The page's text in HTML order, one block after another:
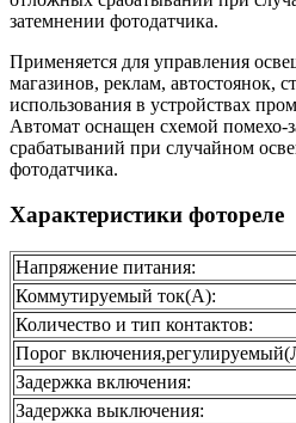
затемнении фотодатчика.
Применяется для управления
магазинов, реклам, автостоянок,
использования в устройствах
Автомат оснащен схемой
срабатываний при случайном
фотодатчика.
Характеристики фотореле
Напряжение питания:
Коммутируемый ток(A):
Количество и тип контактов:
Порог
Задержка включения:
Задержка выключения: